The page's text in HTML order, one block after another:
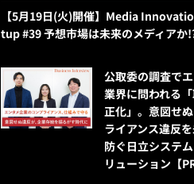
【5月19日(火)開催】Media
tup #39 予想市場は未来のメディアか
公​​取委の調査で
業界に問われる
正化」。意図せ
ライアンス違反
防ぐ日立システ
リューション​【PR